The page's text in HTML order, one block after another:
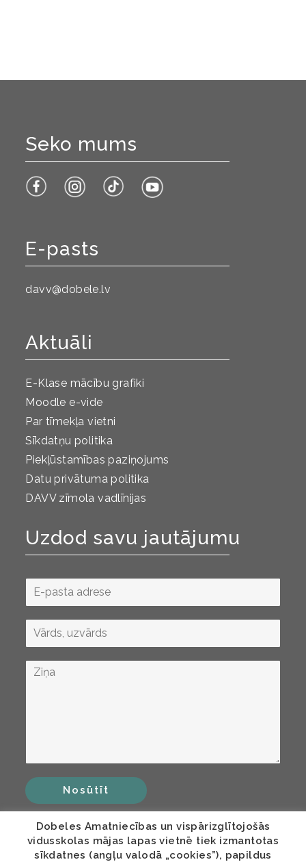
Seko mums
E-pasts
davv@dobele.lv
Aktuāli
E-Klase mācību grafiki
Moodle e-vide
Par tīmekļa vietni
Sīkdatņu politika
Piekļūstamības paziņojums
Datu privātuma politika
DAVV zīmola vadlīnijas
Uzdod savu jautājumu
Nosūtīt
Dobeles Amatniecības un vispārizglītojošās
vidusskolas mājas lapas vietnē tiek izmantotas
sīkdatnes (angļu valodā „cookies”), papildus